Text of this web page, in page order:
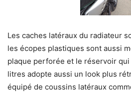
Les caches latéraux du radiateur
les écopes plastiques sont aussi
plaque perforée et le réservoir
litres adopte aussi un look plus
équipé de coussins latéraux